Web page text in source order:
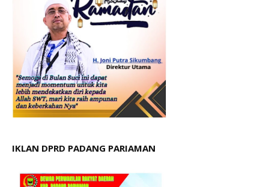
IKLAN DPRD PADANG PARIAMAN